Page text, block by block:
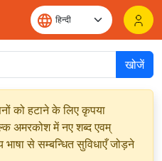
खोजें
को हटाने के लिए कृपया
अमरकोश में नए शब्द एवम्
भाषा से सम्बन्धित सुविधाएँ जोड़ने